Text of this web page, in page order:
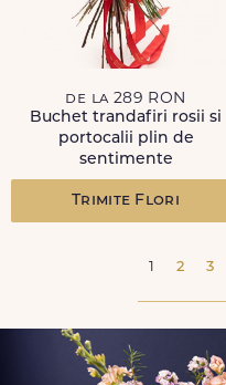
de la 289 RON
Buchet trandafiri rosii si
portocalii plin de
sentimente
Trimite Flori
1 2 3